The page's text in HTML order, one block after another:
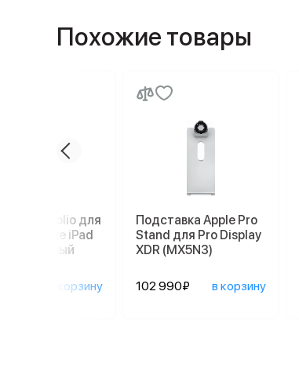
Похожие товары
Smart Folio для
Apple iPad
белый
в корзину
Подставка Apple Pro
Stand для Pro Display
XDR (MX5N3)
102 990₽ в корзину